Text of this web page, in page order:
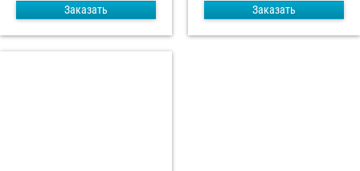
Заказать Заказать